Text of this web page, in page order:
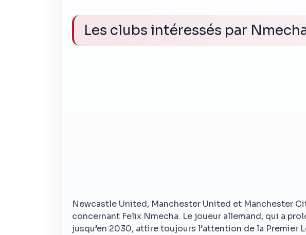
Les clubs intéressés par
Newcastle United, Manchester United et Manchester
concernant Felix Nmecha. Le joueur allemand, qui a
jusqu’en 2030, attire toujours l’attention de la Premier